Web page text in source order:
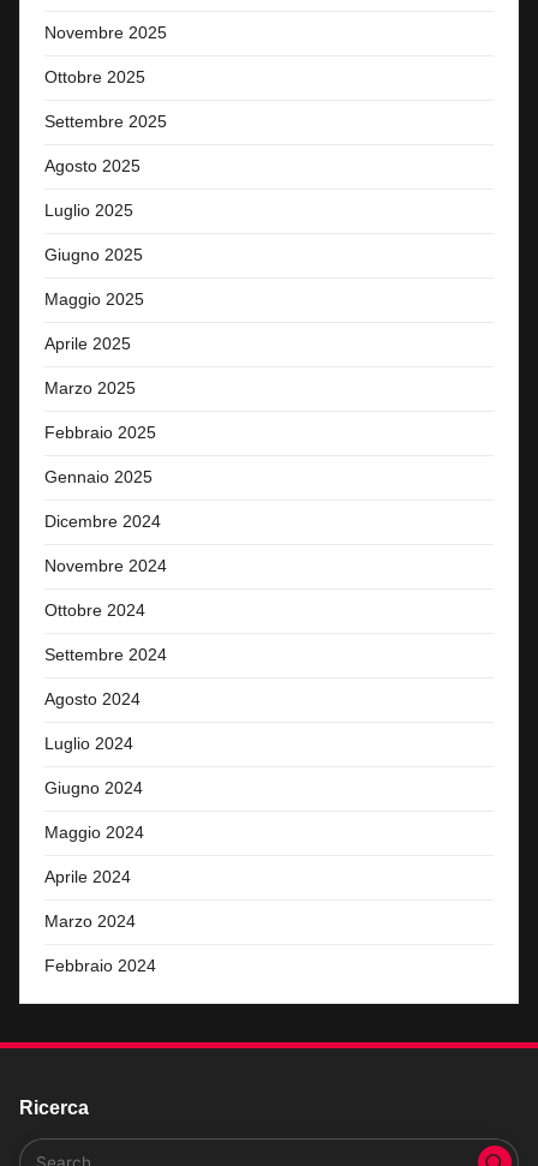
Novembre 2025
Ottobre 2025
Settembre 2025
Agosto 2025
Luglio 2025
Giugno 2025
Maggio 2025
Aprile 2025
Marzo 2025
Febbraio 2025
Gennaio 2025
Dicembre 2024
Novembre 2024
Ottobre 2024
Settembre 2024
Agosto 2024
Luglio 2024
Giugno 2024
Maggio 2024
Aprile 2024
Marzo 2024
Febbraio 2024
Ricerca